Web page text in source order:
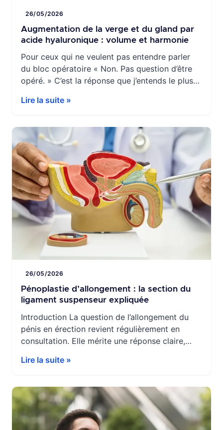
26/05/2026
Augmentation de la verge et du gland par
acide hyaluronique : volume et harmonie
Pour ceux qui ne veulent pas entendre parler
du bloc opératoire « Non. Pas question d’être
opéré. » C’est la réponse que j’entends le plus
chirurgicale. Et je la comprends.Pour beaucoup
convalescence ou les risques associés
représentent une barrière importante — même
lorsque la […]
Lire la suite »
26/05/2026
Pénoplastie d’allongement : la section du
ligament suspenseur expliquée
Introduction La question de l’allongement du
pénis en érection revient régulièrement en
consultation. Elle mérite une réponse claire,
non sur des promesses commerciales.La réalité
mais elles exposent à des risques chirurgicaux
significatifs pour des résultats souvent limités.
D’autres approches, moins invasives, offrent
[…]
Lire la suite »